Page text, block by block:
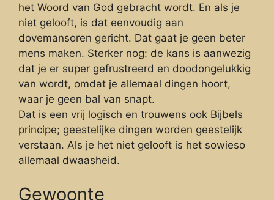
het Woord van God gebracht wordt. En als je
niet gelooft, is dat eenvoudig aan
dovemansoren gericht. Dat gaat je geen beter
mens maken. Sterker nog: de kans is aanwezig
dat je er super gefrustreerd en doodongelukkig
van wordt, omdat je allemaal dingen hoort,
waar je geen bal van snapt.
Dat is een vrij logisch en trouwens ook Bijbels
principe; geestelijke dingen worden geestelijk
verstaan. Als je het niet gelooft is het sowieso
allemaal dwaasheid.
Gewoonte